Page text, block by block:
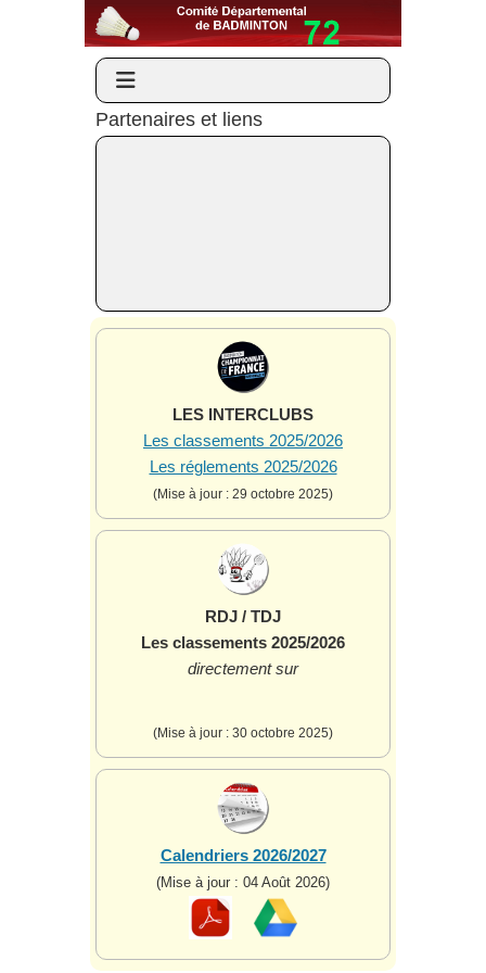
Partenaires et liens
LES INTERCLUBS
Les classements 2025/2026
Les réglements 2025/2026
(Mise à jour : 29 octobre 2025)
RDJ / TDJ
Les classements 2025/2026
directement sur
(Mise à jour : 30 octobre 2025)
Calendriers 2026/2027
(Mise à jour : 04 Août 2026)